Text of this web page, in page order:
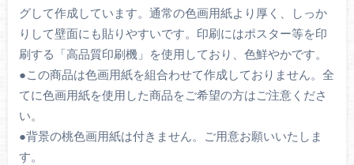
グして作成しています。通常の色画用紙より厚く、しっか
りして壁面にも貼りやすいです。印刷にはポスター等を印
刷する「高品質印刷機」を使用しており、色鮮やかです。
●この商品は色画用紙を組合わせて作成しておりません。全
てに色画用紙を使用した商品をご希望の方はご注意くださ
い。
●背景の桃色画用紙は付きません。ご用意お願いいたしま
す。